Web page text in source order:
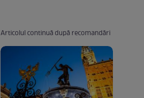
Articolul continuă după recomandări